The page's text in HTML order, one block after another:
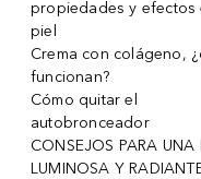
propiedades y efectos
piel
Crema con colágeno,
funcionan?
Cómo quitar el
autobronceador
CONSEJOS PARA UNA
LUMINOSA Y